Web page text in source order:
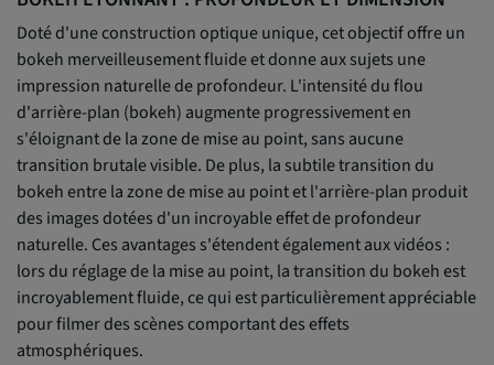
Doté d'une construction optique unique, cet objectif offre un
bokeh merveilleusement fluide et donne aux sujets une
impression naturelle de profondeur. L'intensité du flou
d'arrière-plan (bokeh) augmente progressivement en
s'éloignant de la zone de mise au point, sans aucune
transition brutale visible. De plus, la subtile transition du
bokeh entre la zone de mise au point et l'arrière-plan produit
des images dotées d'un incroyable effet de profondeur
naturelle. Ces avantages s'étendent également aux vidéos :
lors du réglage de la mise au point, la transition du bokeh est
incroyablement fluide, ce qui est particulièrement appréciable
pour filmer des scènes comportant des effets
atmosphériques.